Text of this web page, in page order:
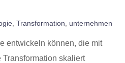
Transformation unternehmen
entwickeln können, die mit
Transformation skaliert